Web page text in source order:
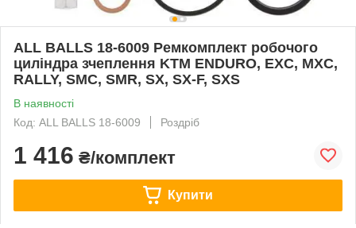
ALL BALLS 18-6009 Ремкомплект робочого
циліндра зчеплення KTM ENDURO, EXC, MXC,
RALLY, SMC, SMR, SX, SX-F, SXS
В наявності
Код: ALL BALLS 18-6009
Роздріб
1 416 ₴/комплект
Купити